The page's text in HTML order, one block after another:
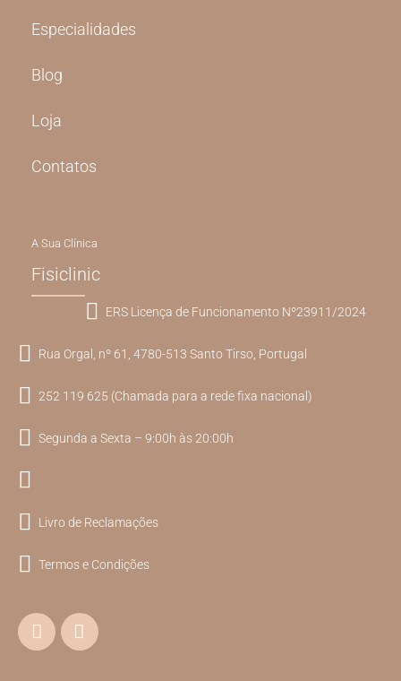
Especialidades
Blog
Loja
Contatos
A Sua Clínica
Fisiclinic
ERS Licença de Funcionamento Nº23911/2024
Rua Orgal, nº 61, 4780-513 Santo Tirso, Portugal
252 119 625 (Chamada para a rede fixa nacional)
Segunda a Sexta – 9:00h às 20:00h
Livro de Reclamações
Termos e Condições